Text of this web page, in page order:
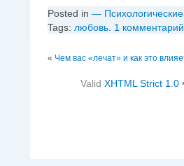
Posted in —
Tags: любовь 1 комментарий
« Чем вас «лечат» и как это
ValidXHTML Strict 1.0